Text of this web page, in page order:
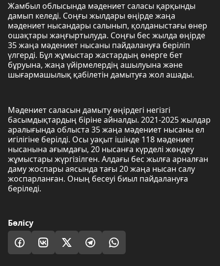
Жамбыл облысында мәдениет саласы қарқынды
дамып келеді. Соңғы жылдары өңірде жаңа
мәдениет нысандары салынып, қолданыстағы өнер
ошақтары жаңғыртылуда. Соңғы бес жылда өңірде
35 жаңа мәдениет нысаны пайдалануға беріліп
үлгерді. Бұл жұмыстар жастардың өнерге бет
бұруына, жаңа үйірмелердің ашылуына және
шығармашылық қабілетін дамытуға жол ашады.
Мәдениет саласын дамыту өңірдегі негізгі
басымдықтардың біріне айналды. 2021-2025 жылдар
аралығында облыста 35 жаңа мәдениет нысаны ел
игілігіне берілді. Осы уақыт ішінде 118 мәдениет
нысанына ағымдағы, 20 нысанға күрделі жөндеу
жұмыстары жүргізілген. Алдағы бес жылға арналған
даму жоспары аясында тағы 20 жаңа нысан салу
жоспарланған. Оның бесеуі биыл пайдалануға
беріледі.
Бөлісу